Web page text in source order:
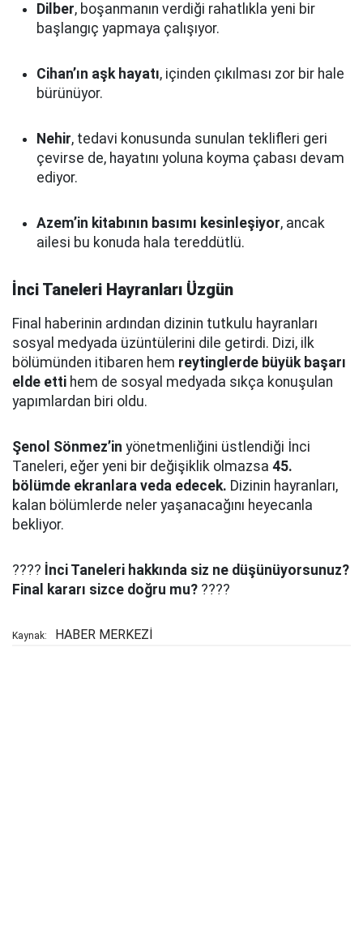
Dilber, boşanmanın verdiği rahatlıkla yeni bir
başlangıç yapmaya çalışıyor.
Cihan’ın aşk hayatı, içinden çıkılması zor bir hale
bürünüyor.
Nehir, tedavi konusunda sunulan teklifleri geri
çevirse de, hayatını yoluna koyma çabası devam
ediyor.
Azem’in kitabının basımı kesinleşiyor, ancak
ailesi bu konuda hala tereddütlü.
İnci Taneleri Hayranları Üzgün
Final haberinin ardından dizinin tutkulu hayranları
sosyal medyada üzüntülerini dile getirdi. Dizi, ilk
bölümünden itibaren hem reytinglerde büyük başarı
elde etti hem de sosyal medyada sıkça konuşulan
yapımlardan biri oldu.
Şenol Sönmez’in yönetmenliğini üstlendiği İnci
Taneleri, eğer yeni bir değişiklik olmazsa 45.
bölümde ekranlara veda edecek. Dizinin hayranları,
kalan bölümlerde neler yaşanacağını heyecanla
bekliyor.
???? İnci Taneleri hakkında siz ne düşünüyorsunuz?
Final kararı sizce doğru mu? ????
Kaynak: HABER MERKEZİ